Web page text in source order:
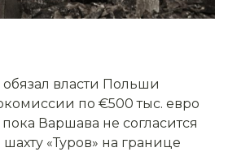
власти Польши
по €500 тыс. евро
Варшава не согласится
«Туров» на границе